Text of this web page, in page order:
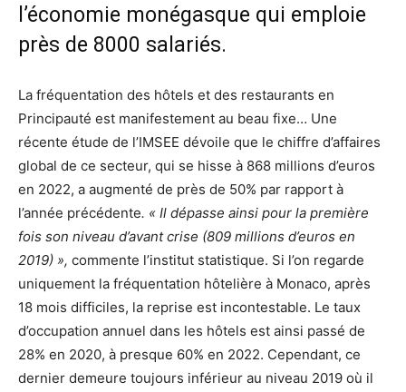
l’économie monégasque qui emploie
près de 8000 salariés.
La fréquentation des hôtels et des restaurants en
Principauté est manifestement au beau fixe… Une
récente étude de l’IMSEE dévoile que le chiffre d’affaires
global de ce secteur, qui se hisse à 868 millions d’euros
en 2022, a augmenté de près de 50% par rapport à
l’année précédente. « Il dépasse ainsi pour la première
fois son niveau d’avant crise (809 millions d’euros en
2019) », commente l’institut statistique. Si l’on regarde
uniquement la fréquentation hôtelière à Monaco, après
18 mois difficiles, la reprise est incontestable. Le taux
d’occupation annuel dans les hôtels est ainsi passé de
28% en 2020, à presque 60% en 2022. Cependant, ce
dernier demeure toujours inférieur au niveau 2019 où il